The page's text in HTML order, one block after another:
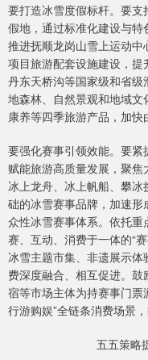
要打造冰雪度假标杆。要
假地，通过标准化建设与特
推进抚顺龙岗山雪上运动
项目旅游配套设施建设，
丹东天桥沟等国家级和省
地森林、自然景观和地域
康养等四季旅游产品，加快
要强化赛事引领效能。要紧
赋能旅游高质量发展，聚焦
冰上龙舟、冰上帆船、攀
础的冰雪赛事品牌，加速形
众性冰雪赛事体系。依托
赛、互动、消费于一体的“
冰雪主题市集、非遗展示
费深度融合、相互促进。鼓
宿等市场主体为持赛事门票
行游购娱”全链条消费场景
五五策略